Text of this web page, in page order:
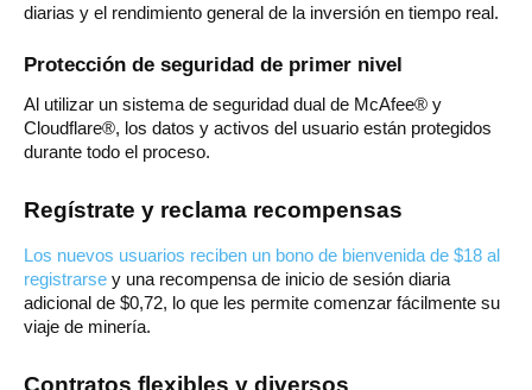
diarias y el rendimiento general de la inversión en tiempo real.
Protección de seguridad de primer nivel
Al utilizar un sistema de seguridad dual de McAfee® y
Cloudflare®, los datos y activos del usuario están protegidos
durante todo el proceso.
Regístrate y reclama recompensas
Los nuevos usuarios reciben un bono de bienvenida de $18 al
registrarse y una recompensa de inicio de sesión diaria
adicional de $0,72, lo que les permite comenzar fácilmente su
viaje de minería.
Contratos flexibles y diversos